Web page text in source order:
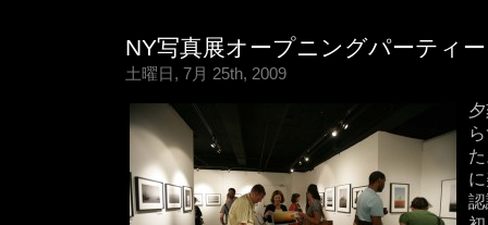
NY写真展オープニングパーティー
土曜日, 7月 25th, 2009